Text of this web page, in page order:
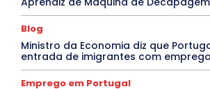
Blog
Ministro da Economia diz que
entrada de imigrantes com
Emprego em Portugal